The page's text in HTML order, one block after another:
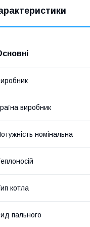
виробник
номінальна
котла
пального